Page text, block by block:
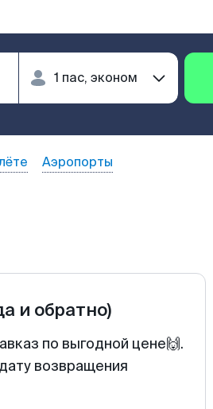
Аэропорты
и обратно)
по выгодной цене🙌.
возвращения